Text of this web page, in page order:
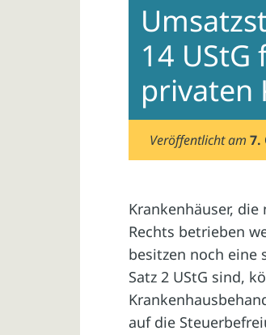
14
privaten
Veröffentlicht am7.
Krankenhäuser,
Rechts betrieben
besitzen noch eine
Satz 2 UStG sind,
auf die